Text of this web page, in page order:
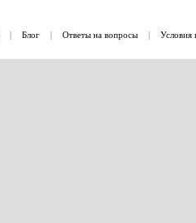
| Блог | Ответы на вопросы | Условия